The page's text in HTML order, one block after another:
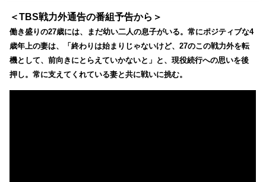
＜TBS戦力外通告の番組予告から＞
働き盛りの27歳には、まだ幼い二人の息子がいる。常にポジティブな4
歳年上の妻は、「終わりは始まりじゃないけど、27のこの戦力外を転
機として、前向きにとらえていかないと」と、現役続行への思いを後
押し。常に支えてくれている妻と共に戦いに挑む。